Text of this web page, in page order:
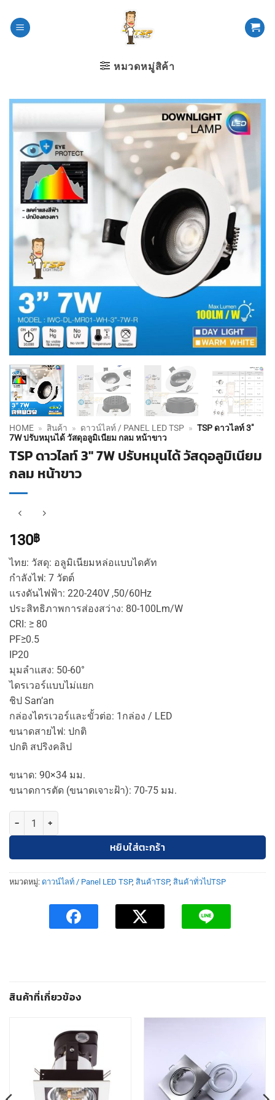
หมวดหมู่สิค้า
HOME » สินค้า » ดาวน์ไลท์ / PANEL LED TSP » TSP ดาวไลท์ 3″
7W ปรับหมุนได้ วัสดุอลูมิเนียม กลม หน้าขาว
TSP ดาวไลท์ 3″ 7W ปรับหมุนได้ วัสดุอลูมิเนียม
กลม หน้าขาว
130฿
ไทย: วัสดุ: อลูมิเนียมหล่อแบบไดคัท
กำลังไฟ: 7 วัตต์
แรงดันไฟฟ้า: 220-240V ,50/60Hz
ประสิทธิภาพการส่องสว่าง: 80-100Lm/W
CRI: ≥ 80
PF≥0.5
IP20
มุมลำแสง: 50-60°
ไดรเวอร์แบบไม่แยก
ชิป San’an
กล่องไดรเวอร์และขั้วต่อ: 1กล่อง / LED
ขนาดสายไฟ: ปกติ
ปกติ สปริงคลิป
ขนาด: 90×34 มม.
ขนาดการตัด (ขนาดเจาะฝ้า): 70-75 มม.
จำนวน TSP ดาวไลท์ 3" 7W ปรับหมุนได้ วัสดุอลูมิเนียม กลม หน้าขาว ชิ้น
หยิบใส่ตะกร้า
หมวดหมู่: ดาวน์ไลท์ / Panel LED TSP, สินค้าTSP, สินค้าทั่วไปTSP
สินค้าที่เกี่ยวข้อง